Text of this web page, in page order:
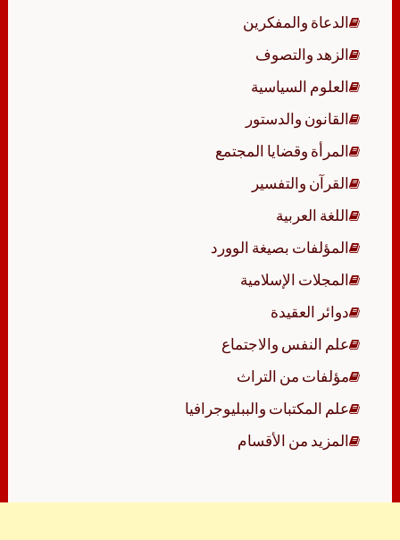
الدعاة والمفكرين
الزهد والتصوف
العلوم السياسية
القانون والدستور
المرأة وقضايا المجتمع
القرآن والتفسير
اللغة العربية
المؤلفات بصيغة الوورد
المجلات الإسلامية
دوائر العقيدة
علم النفس والاجتماع
مؤلفات من التراث
علم المكتبات والببليوجرافيا
المزيد من الأقسام